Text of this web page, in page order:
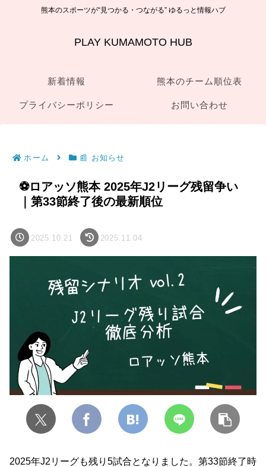
熊本のスポーツが“見つかる・つながる” ゆるっと情報ハブ
PLAY KUMAMOTO HUB
新着情報 熊本のチーム順位表
プライバシーポリシー お問い合わせ
ホーム 📰 お知らせ
⚽ロアッソ熊本 2025年J2リーグ残留争い
｜第33節終了後の最新順位
2025.10.21 2025.11.04
2025年J2リーグも残り5試合となりました。第33節終了時